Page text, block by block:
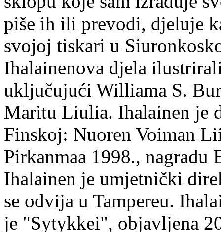
piše ih ili prevodi, djeluje
svojoj tiskari u
Ihalainenova djela
uključujući Williama S.
Maritu Liulia. Ihalainen je
Finskoj: Nuoren Voiman
Pirkanmaa 1998.,
Ihalainen je umjetnički
se odvija u Tampereu.
je "Sytykkei", objavljena